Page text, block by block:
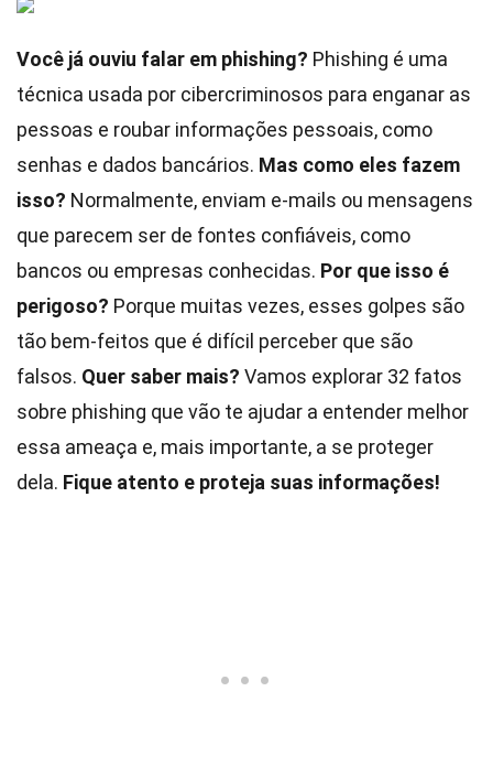
Você já ouviu falar em phishing? Phishing é uma
técnica usada por cibercriminosos para enganar as
pessoas e roubar informações pessoais, como
senhas e dados bancários. Mas como eles fazem
isso? Normalmente, enviam e-mails ou mensagens
que parecem ser de fontes confiáveis, como
bancos ou empresas conhecidas. Por que isso é
perigoso? Porque muitas vezes, esses golpes são
tão bem-feitos que é difícil perceber que são
falsos. Quer saber mais? Vamos explorar 32 fatos
sobre phishing que vão te ajudar a entender melhor
essa ameaça e, mais importante, a se proteger
dela. Fique atento e proteja suas informações!